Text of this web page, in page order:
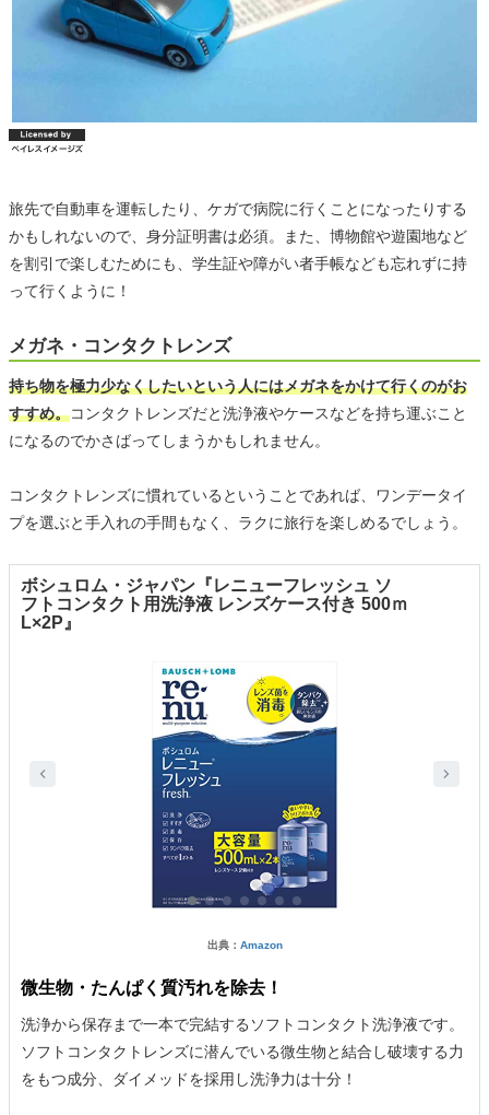
旅先で自動車を運転したり、ケガで病院に行くことになったりする
かもしれないので、身分証明書は必須。また、博物館や遊園地など
を割引で楽しむためにも、学生証や障がい者手帳なども忘れずに持
って行くように！
メガネ・コンタクトレンズ
持ち物を極力少なくしたいという人にはメガネをかけて行くのがお
すすめ。コンタクトレンズだと洗浄液やケースなどを持ち運ぶこと
になるのでかさばってしまうかもしれません。
コンタクトレンズに慣れているということであれば、ワンデータイ
プを選ぶと手入れの手間もなく、ラクに旅行を楽しめるでしょう。
ボシュロム・ジャパン『レニューフレッシュ ソ
フトコンタクト用洗浄液 レンズケース付き 500ｍ
L×2P』
出典： Amazon
微生物・たんぱく質汚れを除去！
洗浄から保存まで一本で完結するソフトコンタクト洗浄液です。
ソフトコンタクトレンズに潜んでいる微生物と結合し破壊する力
をもつ成分、ダイメッドを採用し洗浄力は十分！